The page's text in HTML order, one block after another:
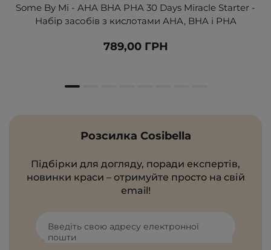
Some By Mi - AHA BHA PHA 30 Days Miracle Starter -
Набір засобів з кислотами AHA, BHA і PHA
789,00 ГРН
Розсилка Cosibella
Підбірки для догляду, поради експертів,
новинки краси – отримуйте просто на свій
email!
Введіть свою адресу електронної
пошти